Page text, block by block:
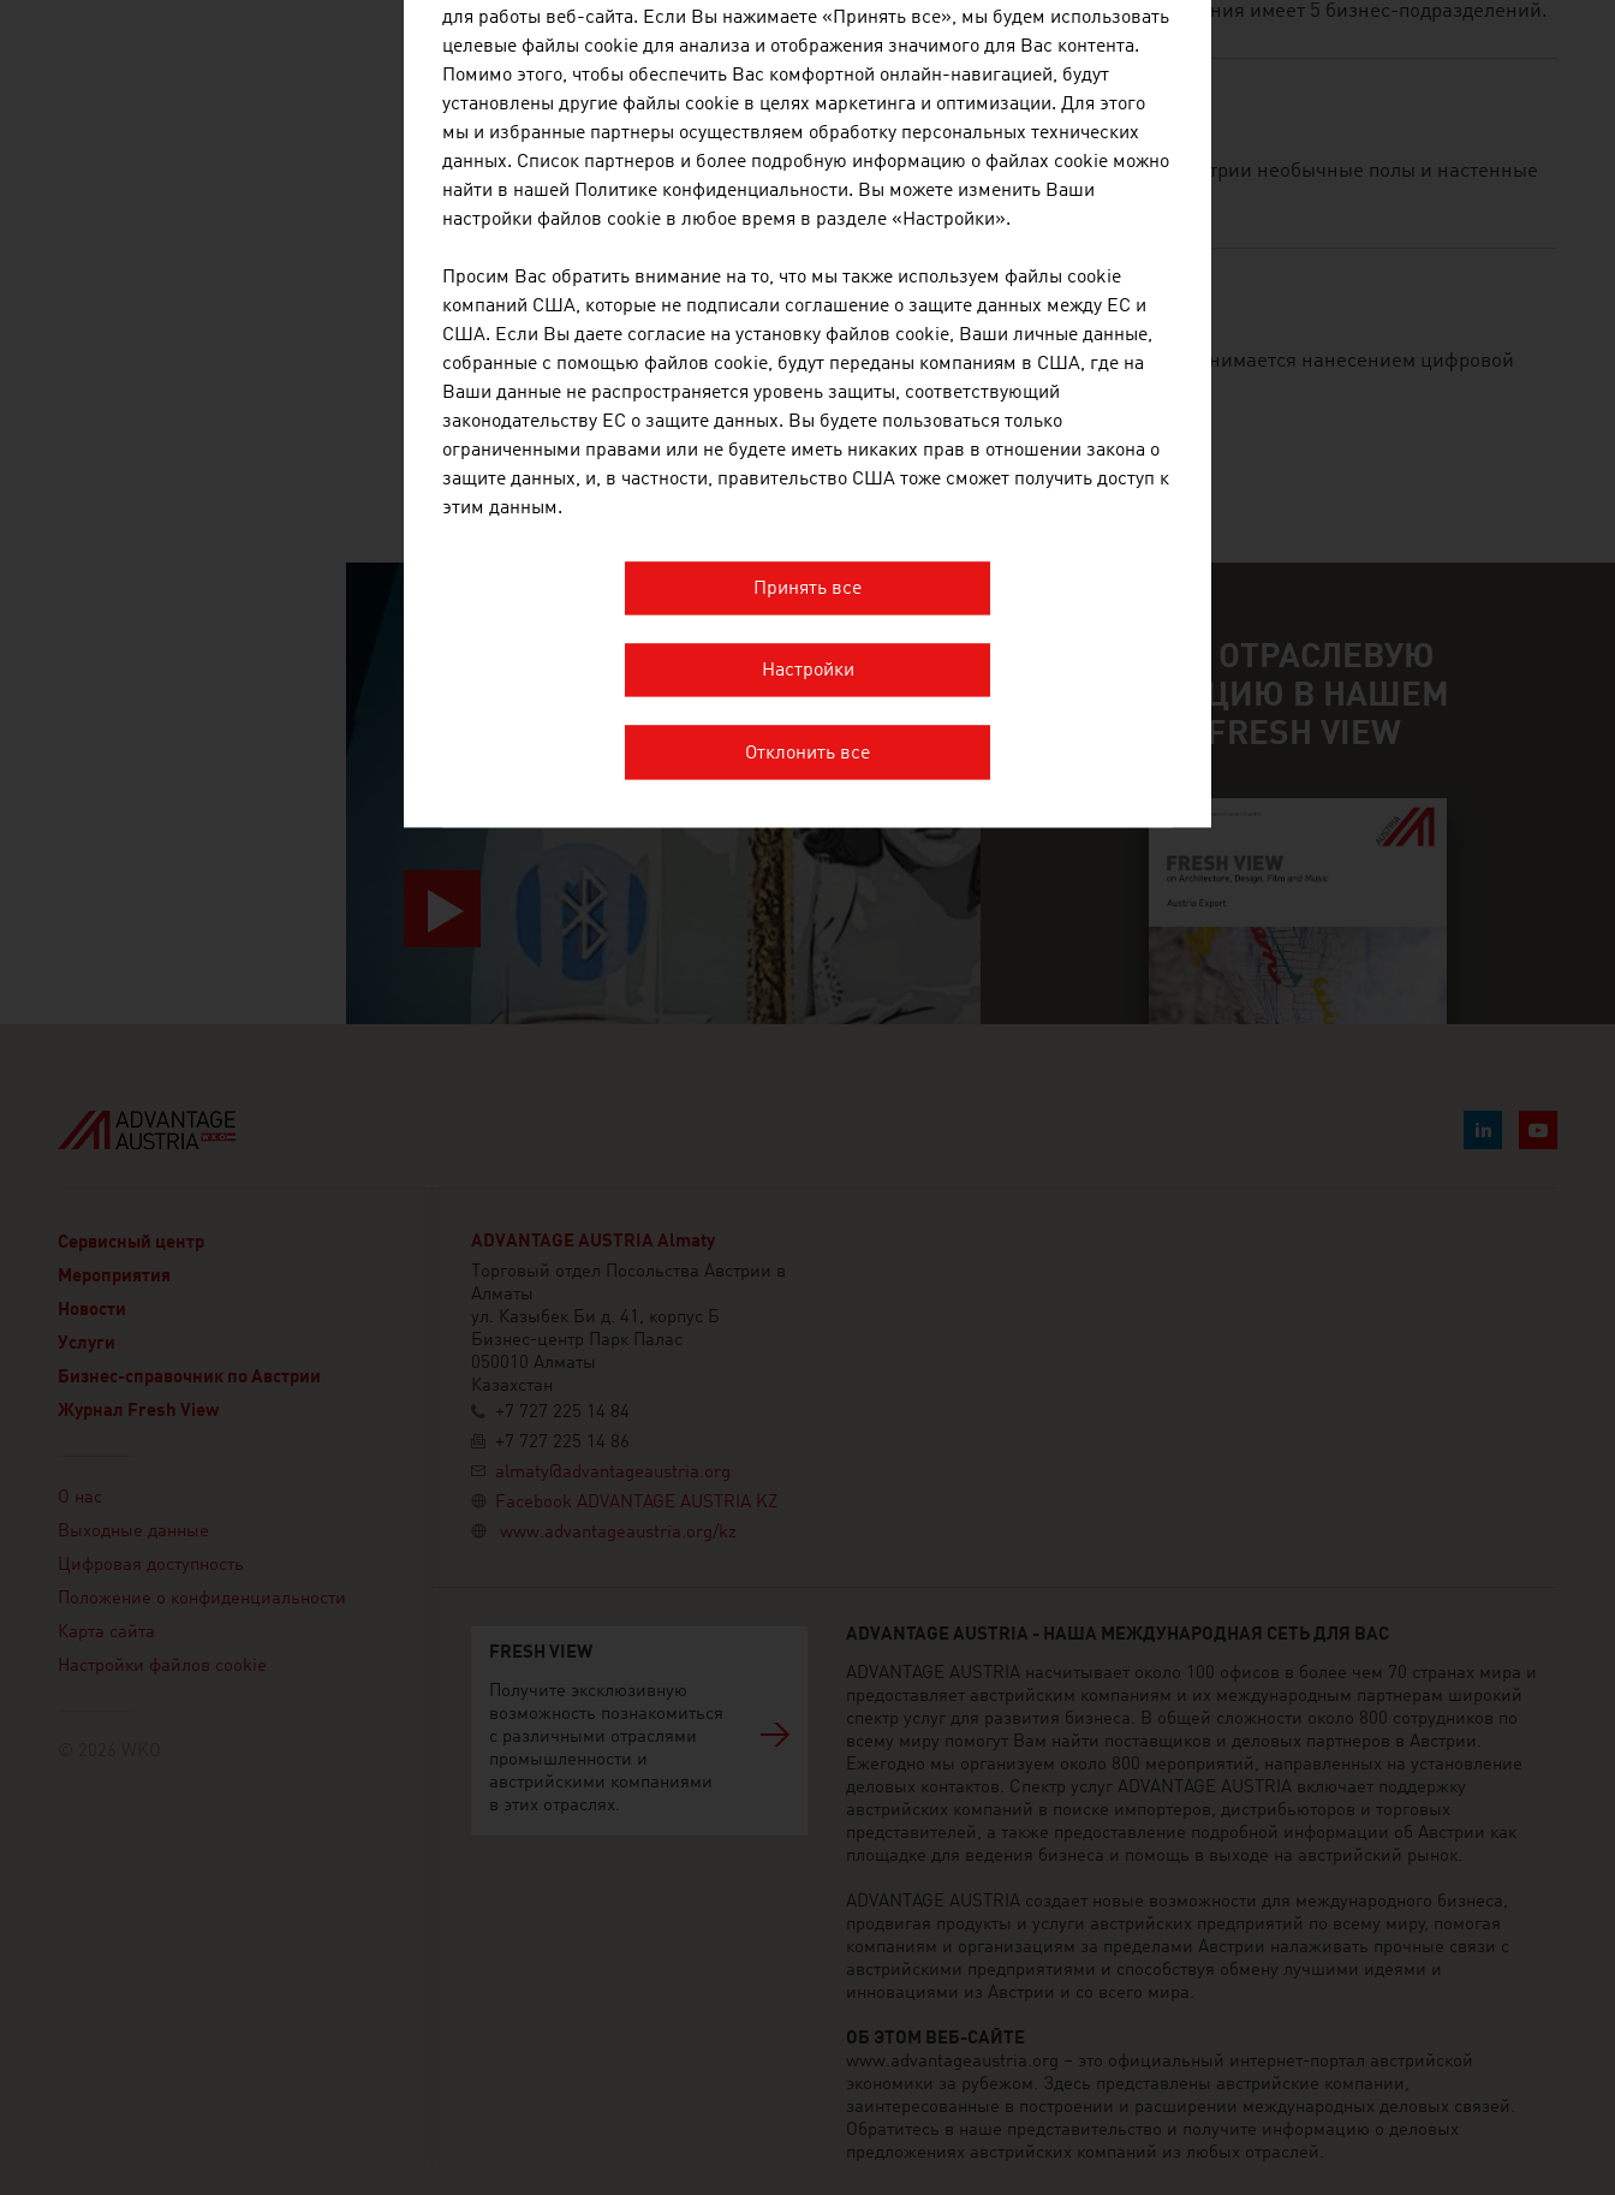
снаряжения и одежды для спортсменов любых уровней. Компания имеет 5 бизнес-подразделений.
A WOOD GMBH
Austriawood (A Wood GmbH) разрабатывает и производит в Австрии необычные полы и настенные
системы.
BELLUTTI GMBH
Семейное предприятие было основано почти 75 лет назад и занимается нанесением цифровой
печати и изготовлением технического текстиля.
SURPRISINGLY INGENIOUS
ПОЛУЧИТЕ ОТРАСЛЕВУЮ
ИНФОРМАЦИЮ В НАШЕМ
ЖУРНАЛЕ FRESH VIEW
Сервисный центр
Мероприятия
Новости
Услуги
Бизнес-справочник по Австрии
Журнал Fresh View
О нас
Выходные данные
Цифровая доступность
Положение о конфиденциальности
Карта сайта
Настройки файлов cookie
ADVANTAGE AUSTRIA Almaty
Торговый отдел Посольства Австрии в
Алматы
ул. Казыбек Би д. 41, корпус Б
Бизнес-центр Парк Палас
050010 Алматы
Казахстан
+7 727 225 14 84
+7 727 225 14 86
almaty@advantageaustria.org
Facebook ADVANTAGE AUSTRIA KZ
www.advantageaustria.org/kz
FRESH VIEW
Получите эксклюзивную
возможность познакомиться
с различными отраслями
промышленности и
австрийскими компаниями
в этих отраслях.
ADVANTAGE AUSTRIA - НАША МЕЖДУНАРОДНАЯ СЕТЬ ДЛЯ ВАС
ADVANTAGE AUSTRIA насчитывает около 100 офисов в более чем 70 странах мира и
предоставляет австрийским компаниям и их международным партнерам широкий
спектр услуг для развития бизнеса. В общей сложности около 800 сотрудников по
всему миру помогут Вам найти поставщиков и деловых партнеров в Австрии.
Ежегодно мы организуем около 800 мероприятий, направленных на установление
деловых контактов. Спектр услуг ADVANTAGE AUSTRIA включает поддержку
австрийских компаний в поиске импортеров, дистрибьюторов и торговых
представителей, а также предоставление подробной информации об Австрии как
площадке для ведения бизнеса и помощь в выходе на австрийский рынок.
ADVANTAGE AUSTRIA создает новые возможности для международного бизнеса,
продвигая продукты и услуги австрийских предприятий по всему миру, помогая
компаниям и организациям за пределами Австрии налаживать прочные связи с
австрийскими предприятиями и способствуя обмену лучшими идеями и
инновациями из Австрии и со всего мира.
ОБ ЭТОМ ВЕБ-САЙТЕ
www.advantageaustria.org – это официальный интернет-портал австрийской
экономики за рубежом. Здесь представлены австрийские компании,
заинтересованные в построении и расширении международных деловых связей.
Обратитесь в наше представительство и получите информацию о деловых
предложениях австрийских компаний из любых отраслей.
для работы веб-сайта. Если Вы нажимаете «Принять все», мы будем использовать
целевые файлы cookie для анализа и отображения значимого для Вас контента.
Помимо этого, чтобы обеспечить Вас комфортной онлайн-навигацией, будут
установлены другие файлы cookie в целях маркетинга и оптимизации. Для этого
мы и избранные партнеры осуществляем обработку персональных технических
данных. Список партнеров и более подробную информацию о файлах cookie можно
найти в нашей Политике конфиденциальности. Вы можете изменить Ваши
настройки файлов cookie в любое время в разделе «Настройки».
Просим Вас обратить внимание на то, что мы также используем файлы cookie
компаний США, которые не подписали соглашение о защите данных между ЕС и
США. Если Вы даете согласие на установку файлов cookie, Ваши личные данные,
собранные с помощью файлов cookie, будут переданы компаниям в США, где на
Ваши данные не распространяется уровень защиты, соответствующий
законодательству ЕС о защите данных. Вы будете пользоваться только
ограниченными правами или не будете иметь никаких прав в отношении закона о
защите данных, и, в частности, правительство США тоже сможет получить доступ к
этим данным.
Принять все
Настройки
Отклонить все